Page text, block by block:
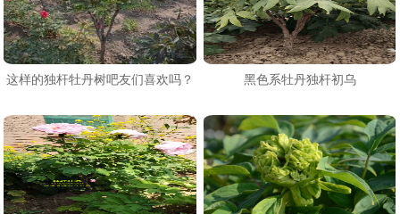
这样的独杆牡丹树吧友们喜欢吗？ 黑色系牡丹独杆初乌